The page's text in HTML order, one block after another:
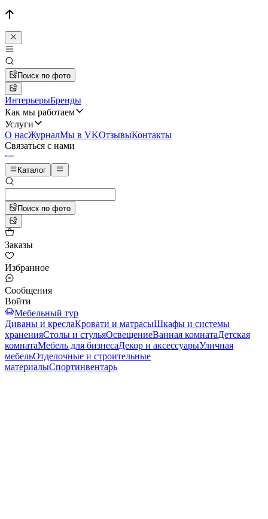
Поиск по фото
ИнтерьерыБренды
Как мы работаем
Услуги
О насЖурналМы в VKОтзывыКонтакты
Связаться с нами
Каталог
Поиск по фото
Заказы
Избранное
Сообщения
Войти
Мебельный тур
Диваны и креслаКровати и матрасыШкафы и системы
храненияСтолы и стульяОсвещениеВанная комнатаДетская
комнатаМебель для бизнесаДекор и аксессуарыУличная
мебельОтделочные и строительные
материалыСпортинвентарь